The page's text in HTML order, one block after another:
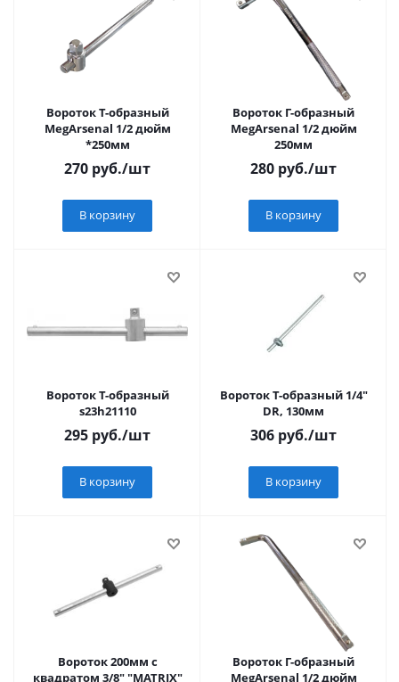
Вороток Т-образный
MegArsenal 1/2 дюйм
*250мм
270 руб./шт
В корзину
Вороток Г-образный
MegArsenal 1/2 дюйм
250мм
280 руб./шт
В корзину
Вороток Т-образный
s23h21110
295 руб./шт
В корзину
Вороток Т-образный 1/4"
DR, 130мм
306 руб./шт
В корзину
Вороток 200мм с
квадратом 3/8" "MATRIX"
Вороток Г-образный
MegArsenal 1/2 дюйм